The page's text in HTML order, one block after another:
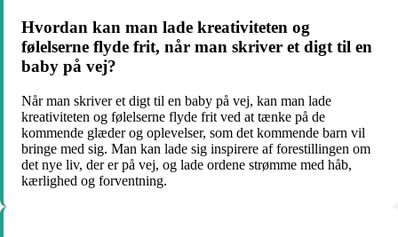
Hvordan kan man lade kreativiteten og
følelserne flyde frit, når man skriver et digt til en
baby på vej?
Når man skriver et digt til en baby på vej, kan man lade
kreativiteten og følelserne flyde frit ved at tænke på de
kommende glæder og oplevelser, som det kommende barn vil
bringe med sig. Man kan lade sig inspirere af forestillingen om
det nye liv, der er på vej, og lade ordene strømme med håb,
kærlighed og forventning.